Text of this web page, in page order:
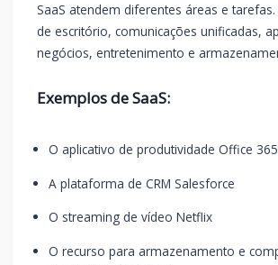
SaaS atendem diferentes áreas e
de escritório, comunicações unificadas,
negócios, entretenimento e
Exemplos de SaaS:
O aplicativo de produtividade Office
A plataforma de CRM Salesforce
O streaming de vídeo Netflix
O recurso para armazenamento e